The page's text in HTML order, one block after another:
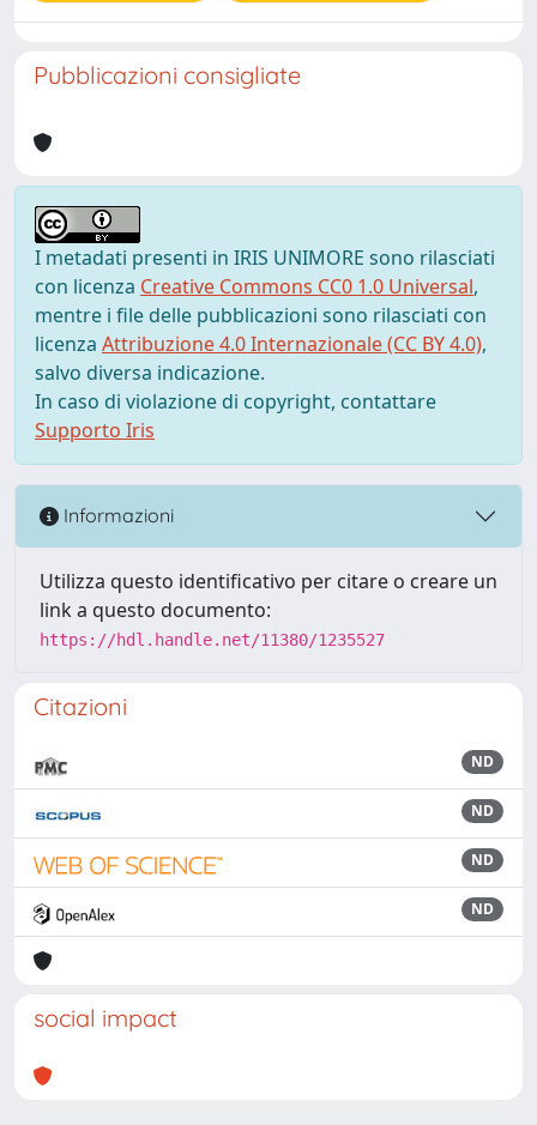
Pubblicazioni consigliate
I metadati presenti in IRIS UNIMORE sono rilasciati
con licenza Creative Commons CC0 1.0 Universal,
mentre i file delle pubblicazioni sono rilasciati con
licenza Attribuzione 4.0 Internazionale (CC BY 4.0),
salvo diversa indicazione.
In caso di violazione di copyright, contattare
Supporto Iris
Informazioni
Utilizza questo identificativo per citare o creare un
link a questo documento:
https://hdl.handle.net/11380/1235527
Citazioni
ND
ND
ND
ND
social impact